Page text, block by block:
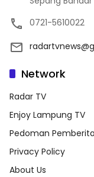
0721-5610022
Network
Radar TV
Enjoy Lampung TV
Pedoman
Privacy Policy
About Us